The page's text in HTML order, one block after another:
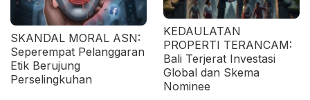
SKANDAL MORAL ASN:
Seperempat Pelanggaran
Etik Berujung
Perselingkuhan
KEDAULATAN
PROPERTI TERANCAM:
Bali Terjerat Investasi
Global dan Skema
Nominee